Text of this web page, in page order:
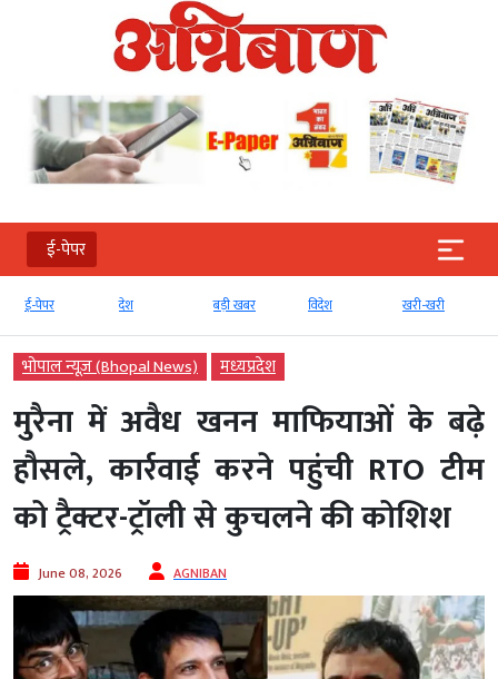
ई-पेपर
ई-पेपर देश बड़ी खबर विदेश खरी-खरी
भोपाल न्यूज़ (Bhopal News) मध्‍यप्रदेश
मुरैना में अवैध खनन माफियाओं के बढ़े
हौसले, कार्रवाई करने पहुंची RTO टीम
को ट्रैक्टर-ट्रॉली से कुचलने की कोशिश
June 08, 2026 AGNIBAN